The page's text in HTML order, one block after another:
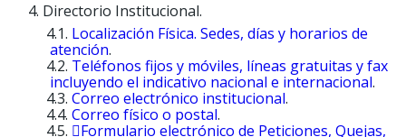
Directorio Institucional.
Localización Física. Sedes, días y horarios de
atención.
Teléfonos fijos y móviles, líneas gratuitas y fax
incluyendo el indicativo nacional e internacional.
Correo electrónico institucional.
Correo físico o postal.
Formulario electrónico de Peticiones, Quejas,